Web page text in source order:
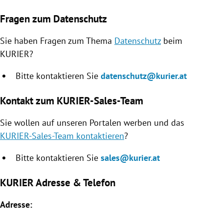
Fragen zum Datenschutz
Sie haben Fragen zum Thema Datenschutzbeim
KURIER?
Bitte kontaktieren Sie datenschutz@kurier.at
Kontakt zum KURIER-Sales-Team
Sie wollen auf unseren Portalen werben und das
KURIER-Sales-Team kontaktieren?
Bitte kontaktieren Sie sales@kurier.at
KURIER Adresse & Telefon
Adresse: